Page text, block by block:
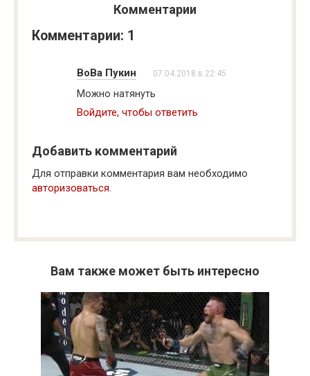
Комментарии
Комментарии: 1
ВоВа Пукин 07.04.2018 в 22:45
Можно натянуть
Войдите, чтобы ответить
Добавить комментарий
Для отправки комментария вам необходимо
авторизоваться.
Вам также может быть интересно